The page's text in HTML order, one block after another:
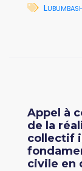
Appel à
de la
collectif
civile en